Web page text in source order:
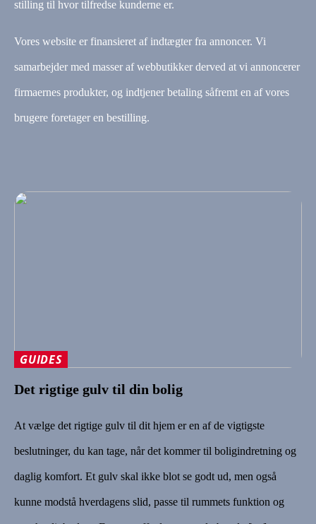
stilling til hvor tilfredse kunderne er.
Vores website er finansieret af indtægter fra annoncer. Vi
samarbejder med masser af webbutikker derved at vi annoncerer
firmaernes produkter, og indtjener betaling såfremt en af vores
brugere foretager en bestilling.
GUIDES
Det rigtige gulv til din bolig
At vælge det rigtige gulv til dit hjem er en af de vigtigste
beslutninger, du kan tage, når det kommer til boligindretning og
daglig komfort. Et gulv skal ikke blot se godt ud, men også
kunne modstå hverdagens slid, passe til rummets funktion og